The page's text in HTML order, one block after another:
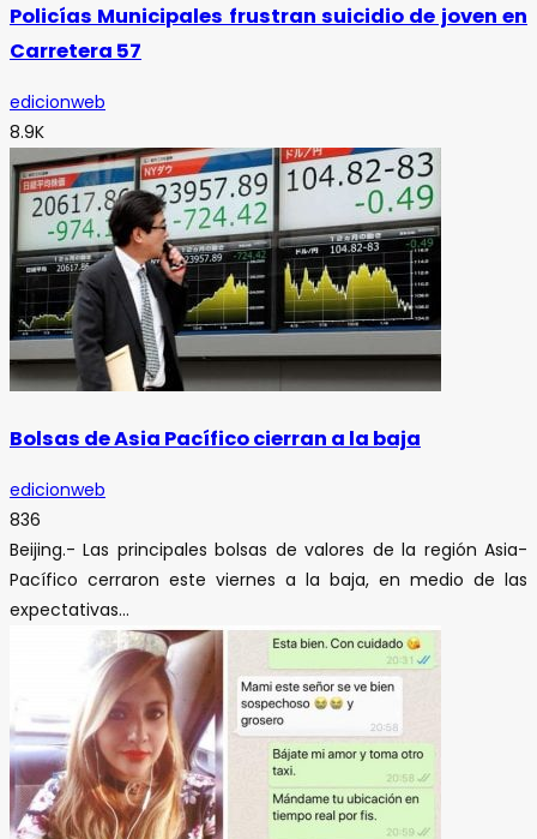
Policías Municipales frustran suicidio de joven en
Carretera 57
edicionweb
8.9K
Bolsas de Asia Pacífico cierran a la baja
edicionweb
836
Beijing.- Las principales bolsas de valores de la región Asia-
Pacífico cerraron este viernes a la baja, en medio de las
expectativas...